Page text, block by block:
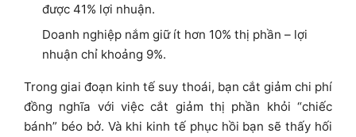
được 41% lợi nhuận.
Doanh nghiệp nắm giữ ít hơn 10% thị phần – lợi
nhuận chỉ khoảng 9%.
Trong giai đoạn kinh tế suy thoái, bạn cắt giảm chi phí
đồng nghĩa với việc cắt giảm thị phần khỏi “chiếc
bánh” béo bở. Và khi kinh tế phục hồi bạn sẽ thấy hối